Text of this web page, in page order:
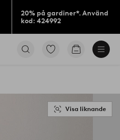
20% på gardiner*. Använd
kod: 424992
Gå
Gå
Visa liknande